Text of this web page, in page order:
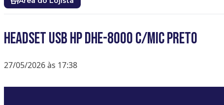
HEADSET USB HP DHE-8000 C/MIC PRETO
27/05/2026 às 17:38